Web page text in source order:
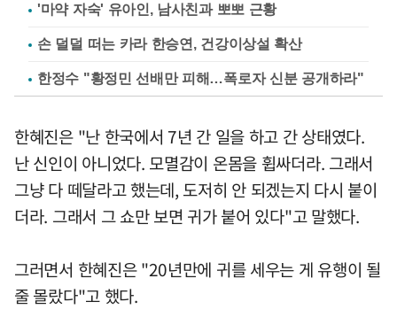
'마약 자숙' 유아인, 남사친과 뽀뽀 근황
손 덜덜 떠는 카라 한승연, 건강이상설 확산
한정수 "황정민 선배만 피해…폭로자 신분 공개하라"
한혜진은 "난 한국에서 7년 간 일을 하고 간 상태였다.
난 신인이 아니었다. 모멸감이 온몸을 휩싸더라. 그래서
그냥 다 떼달라고 했는데, 도저히 안 되겠는지 다시 붙이
더라. 그래서 그 쇼만 보면 귀가 붙어 있다"고 말했다.
그러면서 한혜진은 "20년만에 귀를 세우는 게 유행이 될
줄 몰랐다"고 했다.